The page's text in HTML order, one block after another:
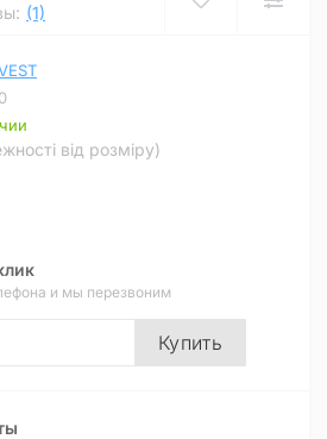
(1)
від розміру)
и мы перезвоним
Купить